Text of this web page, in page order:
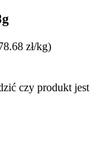
zł/kg)
czy produkt jest